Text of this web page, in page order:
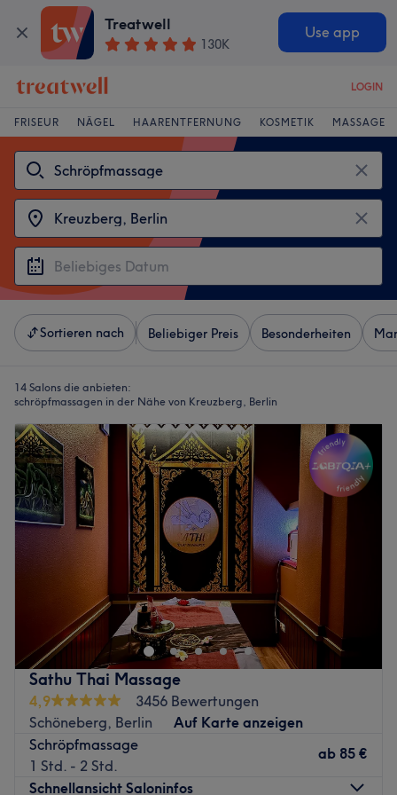
Treatwell
130K
Use app
LOGIN
FRISEUR NÄGEL HAARENTFERNUNG KOSMETIK MASSAGE
Sortieren nach Beliebiger Preis Besonderheiten
14 Salons die anbieten:
schröpfmassagen in der Nähe von Kreuzberg, Berlin
Sathu Thai Massage
4,9
3456 Bewertungen
Schöneberg, Berlin
Auf Karte anzeigen
Schröpfmassage
1 Std. - 2 Std.
ab 85 €
Schnellansicht Saloninfos